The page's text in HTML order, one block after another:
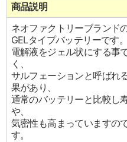
商品説明
ネオファクトリーブランド
GELタイプバッテリーです。
電解液をジェル状にする事
く、
サルフェーションと呼ばれ
果があり、
通常のバッテリーと比較し
や、
気密性も高まっていますの
す。